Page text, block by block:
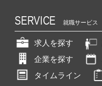
r）
SERVICE 就職サービス
求人を探す
企業を探す
タイムライン